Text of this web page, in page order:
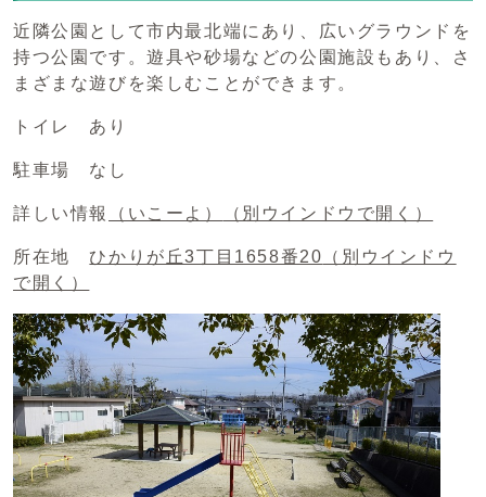
近隣公園として市内最北端にあり、広いグラウンドを
持つ公園です。遊具や砂場などの公園施設もあり、さ
まざまな遊びを楽しむことができます。
トイレ あり
駐車場 なし
詳しい情報 （いこーよ） （別ウインドウで開く）
所在地 ひかりが丘3丁目1658番20 （別ウインドウ
で開く）